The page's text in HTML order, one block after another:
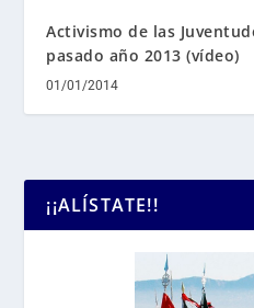
Activismo de las
pasado año 2013 (vídeo)
01/01/2014
¡¡ALÍSTATE!!